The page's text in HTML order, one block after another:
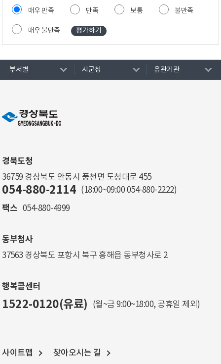
매우 만족 만족 보통 불만족
매우 불만족
부서별 시군청 유관기관
경북도청
36759 경상북도 안동시 풍천면 도청대로 455
054-880-2114 (18:00~09:00 054-880-2222)
팩스 054-880-4999
동부청사
37563 경상북도 포항시 북구 흥해읍 동부청사로 2
행복콜센터
1522-0120(유료) (월~금 9:00~18:00, 공휴일 제외)
사이트맵 찾아오시는 길